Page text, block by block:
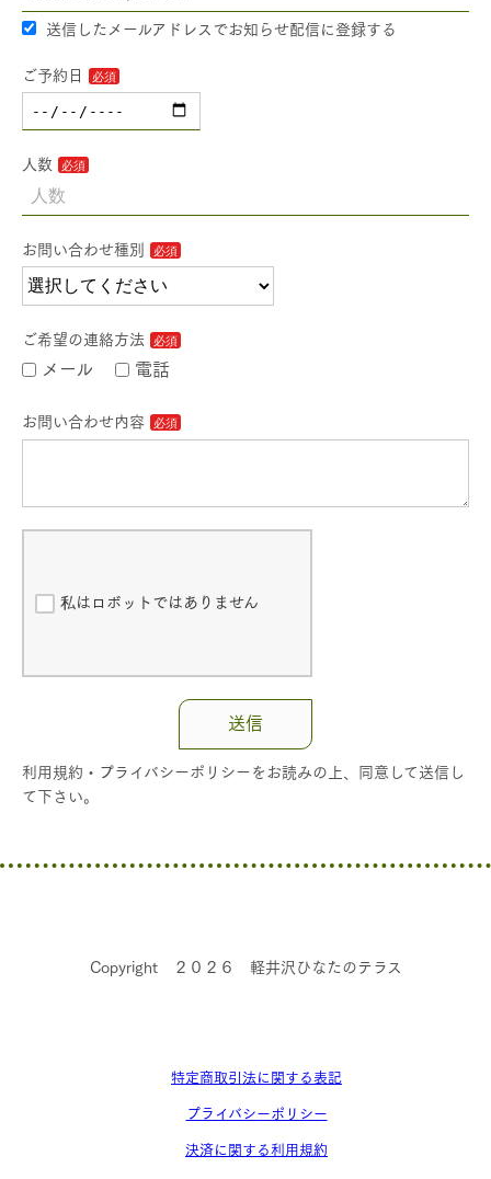
送信したメールアドレスでお知らせ配信に登録する
ご予約日
人数
お問い合わせ種別
ご希望の連絡方法
メール 電話
お問い合わせ内容
私はロボットではありません
送信
利用規約・プライバシーポリシーをお読みの上、同意して送信し
て下さい。
Copyright ２０２６ 軽井沢ひなたのテラス
特定商取引法に関する表記
プライバシーポリシー
決済に関する利用規約